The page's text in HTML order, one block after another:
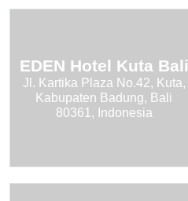
EDEN Hotel Kuta Bali
Jl. Kartika Plaza No.42, Kuta,
Kabupaten Badung, Bali
80361, Indonesia